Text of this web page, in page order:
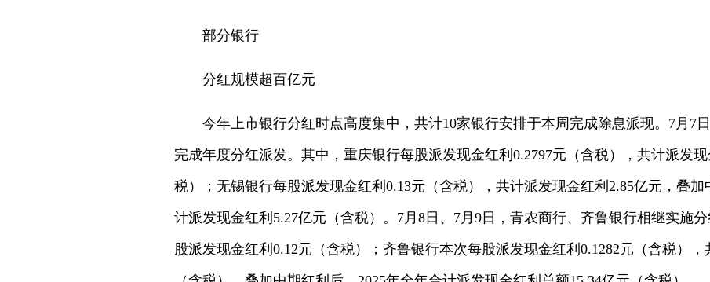
部分银行
分红规模超百亿元
今年上市银行分红时点高度集中，共计10家银行安排于本周完成除息派现。7月7
完成年度分红派发。其中，重庆银行每股派发现金红利0.2797元（含税），共计派发
税）；无锡银行每股派发现金红利0.13元（含税），共计派发现金红利2.85亿元，叠加
计派发现金红利5.27亿元（含税）。7月8日、7月9日，青农商行、齐鲁银行相继实施
股派发现金红利0.12元（含税）；齐鲁银行本次每股派发现金红利0.1282元（含税）